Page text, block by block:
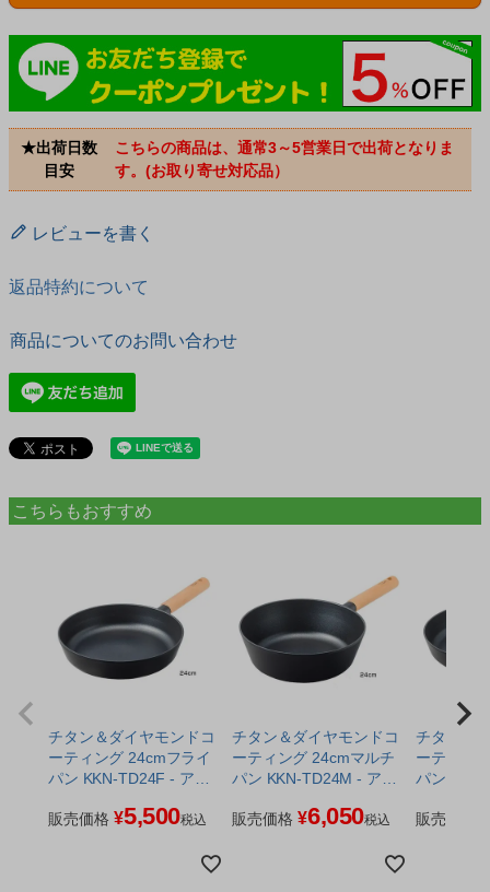
★出荷日数
目安
こちらの商品は、通常3～5営業日で出荷となりま
す。(お取り寄せ対応品）
レビューを書く
返品特約について
商品についてのお問い合わせ
こちらもおすすめ
チタン＆ダイヤモンドコ
ーティング 24cmフライ
パン KKN-TD24F - アピ
販売価格 ¥5,500税込
チタン＆ダイヤモンドコ
ーティング 24cmマルチ
パン KKN-TD24M - アピ
販売価格 ¥6,050税込
チタン＆
ーティン
パン KKN-
販売価格